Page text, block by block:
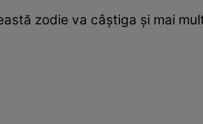
zodie va câștiga și mai